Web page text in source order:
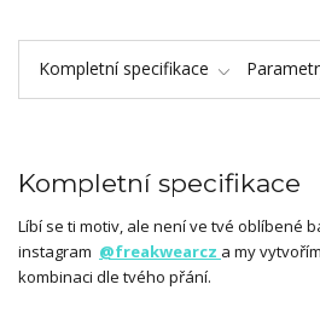
Kompletní specifikace
Kompletní specifikace
Líbí se ti motiv, ale není ve tvé oblíbené
instagram @freakwearcz a my
kombinaci dle tvého přání.